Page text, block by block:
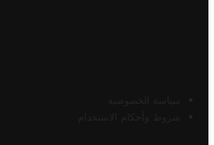
سياسة الخصوصية
شروط وأحكام الاستخدام